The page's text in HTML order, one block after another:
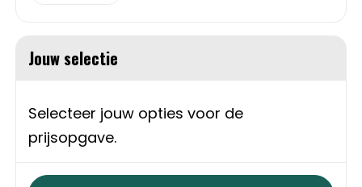
Schoudertassen
Strandtassen
Jouw selectie
Selecteer jouw opties voor de
prijsopgave.